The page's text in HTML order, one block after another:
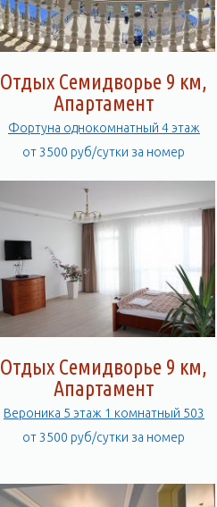
Отдых Семидворье 9 км,
Апартамент
Фортуна однокомнатный 4 этаж
от 3500 руб/сутки за номер
Отдых Семидворье 9 км,
Апартамент
Вероника 5 этаж 1 комнатный 503
от 3500 руб/сутки за номер